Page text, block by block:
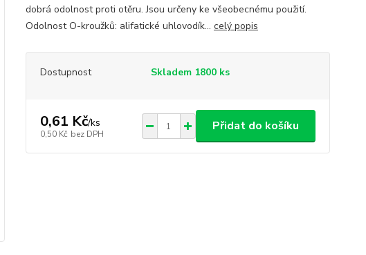
dobrá odolnost proti otěru. Jsou určeny ke všeobecnému použití.
Odolnost O-kroužků: alifatické uhlovodík... celý popis
Dostupnost Skladem 1800 ks
0,61 Kč/ks
0,50 Kč bez DPH
Přidat do košíku